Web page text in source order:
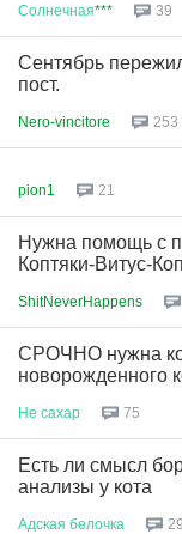
Солнечная*** 39
Сентябрь
пост.
Nero-vincitore 253
pion1 21
Нужна помощь с
Коптяки-Витус-
ShitNeverHappens
СРОЧНО нужна
новорожденного
Не сахар 75
Есть ли смысл
анализы у кота
Адская белочка 29